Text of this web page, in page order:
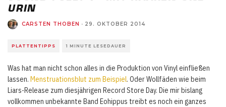
URIN
CARSTEN THOBEN · 29. OKTOBER 2014
PLATTENTIPPS 1 MINUTE LESEDAUER
Was hat man nicht schon alles in die Produktion von Vinyl einfließen
lassen. Menstruationsblut zum Beispiel. Oder Wollfäden wie beim
Liars-Release zum diesjährigen Record Store Day. Die mir bislang
vollkommen unbekannte Band Eohippus treibt es noch ein ganzes